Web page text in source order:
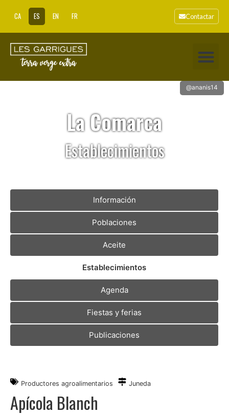
CA ES EN FR Contactar
@ananis14
La Comarca
Establecimientos
Información
Poblaciones
Aceite
Establecimientos
Agenda
Fiestas y ferias
Publicaciones
Productores agroalimentarios Juneda
Apícola Blanch